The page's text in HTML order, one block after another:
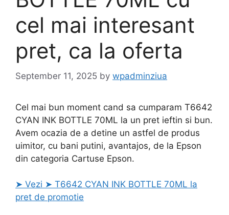
cel mai interesant
pret, ca la oferta
September 11, 2025 by wpadminziua
Cel mai bun moment cand sa cumparam T6642
CYAN INK BOTTLE 70ML la un pret ieftin si bun.
Avem ocazia de a detine un astfel de produs
uimitor, cu bani putini, avantajos, de la Epson
din categoria Cartuse Epson.
➤ Vezi ➤ T6642 CYAN INK BOTTLE 70ML la
pret de promotie